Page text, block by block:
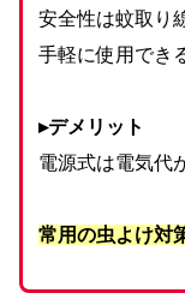
安全性は蚊取り
手軽に使用でき
▸デメリット
電源式は電気代
常用の虫よけ対